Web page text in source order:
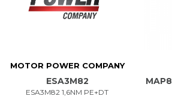
MOTOR POWER COMPANY
ESA3M82
ESA3M82 1,6NM PE+DT